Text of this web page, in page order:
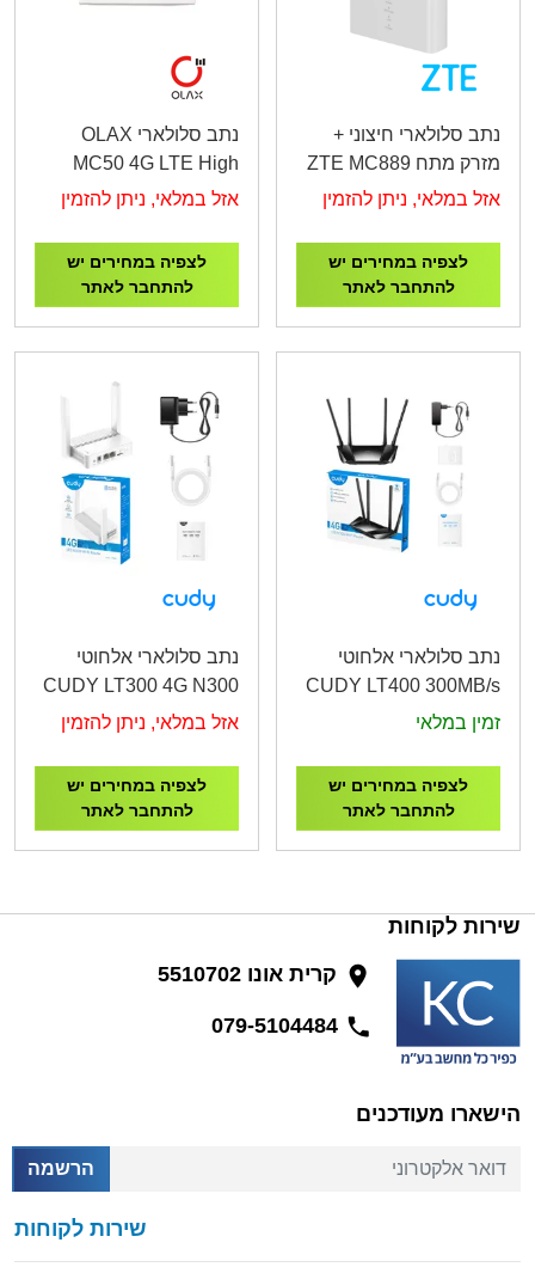
נתב סלולארי חיצוני +
מזרק מתח ZTE MC889
5G POE
אזל במלאי, ניתן להזמין
לצפיה במחירים יש
להתחבר לאתר
נתב סלולארי OLAX
MC50 4G LTE High
Speed SIM
אזל במלאי, ניתן להזמין
לצפיה במחירים יש
להתחבר לאתר
נתב סלולארי אלחוטי
CUDY LT400 300MB/s
זמין במלאי
לצפיה במחירים יש
להתחבר לאתר
נתב סלולארי אלחוטי
CUDY LT300 4G N300
Wi-Fi Router 300MB/s
אזל במלאי, ניתן להזמין
לצפיה במחירים יש
להתחבר לאתר
שירות לקוחות
קרית אונו 5510702
הישארו מעודכנים
דואר אלקטרוני הרשמה
שירות לקוחות